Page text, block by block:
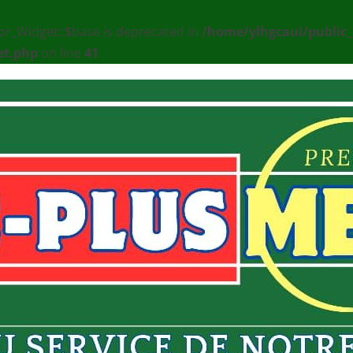
is deprecated in /home/ylhgcaui/
on line 41